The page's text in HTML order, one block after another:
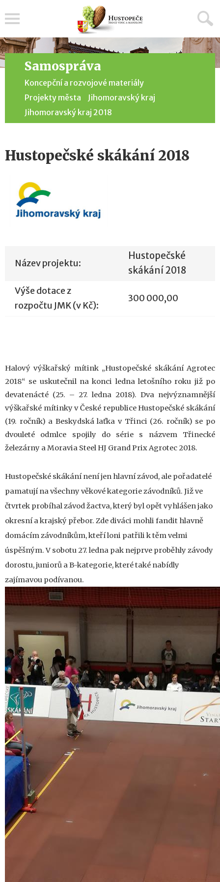
Samospráva
Koncepční a rozvojové materiály
Projekty města
Jihomoravský kraj
Jihomoravský kraj 2018
Hustopečské skákání 2018
Název projektu:
Hustopečské
skákání 2018
Výše dotace z
rozpočtu JMK (v Kč):
300 000,00
Halový výškařský mítink „Hustopečské skákání Agrotec
2018“ se uskutečnil na konci ledna letošního roku již po
devatenácté (25. – 27. ledna 2018). Dva nejvýznamnější
výškařské mítinky v České republice Hustopečské skákání
(19. ročník) a Beskydská laťka v Třinci (26. ročník) se po
dvouleté odmlce spojily do série s názvem Třinecké
železárny a Moravia Steel HJ Grand Prix Agrotec 2018.
Hustopečské skákání není jen hlavní závod, ale pořadatelé
pamatují na všechny věkové kategorie závodníků. Již ve
čtvrtek probíhal závod žactva, který byl opět vyhlášen jako
okresní a krajský přebor. Zde diváci mohli fandit hlavně
domácím závodníkům, kteří loni patřili k těm velmi
úspěšným. V sobotu 27. ledna pak nejprve proběhly závody
dorostu, juniorů a B-kategorie, které také nabídly
zajímavou podívanou.